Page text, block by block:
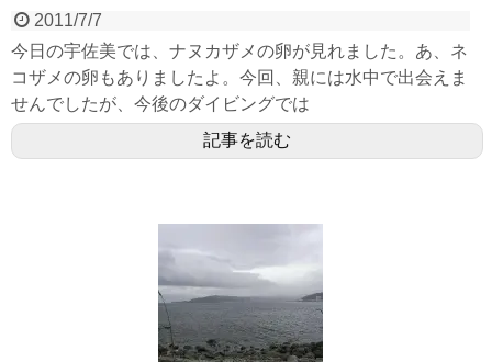
2011/7/7
今日の宇佐美では、ナヌカザメの卵が見れました。あ、ネ
コザメの卵もありましたよ。今回、親には水中で出会えま
せんでしたが、今後のダイビングでは
記事を読む